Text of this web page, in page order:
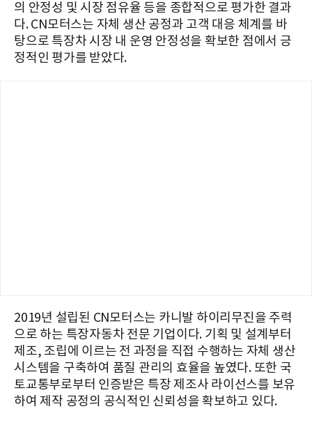
의 안정성 및 시장 점유율 등을 종합적으로 평가한 결과
다. CN모터스는 자체 생산 공정과 고객 대응 체계를 바
탕으로 특장차 시장 내 운영 안정성을 확보한 점에서 긍
정적인 평가를 받았다.
2019년 설립된 CN모터스는 카니발 하이리무진을 주력
으로 하는 특장자동차 전문 기업이다. 기획 및 설계부터
제조, 조립에 이르는 전 과정을 직접 수행하는 자체 생산
시스템을 구축하여 품질 관리의 효율을 높였다. 또한 국
토교통부로부터 인증받은 특장 제조사 라이선스를 보유
하여 제작 공정의 공식적인 신뢰성을 확보하고 있다.